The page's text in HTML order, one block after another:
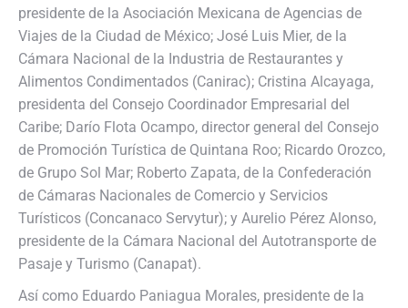
presidente de la Asociación Mexicana de Agencias de
Viajes de la Ciudad de México; José Luis Mier, de la
Cámara Nacional de la Industria de Restaurantes y
Alimentos Condimentados (Canirac); Cristina Alcayaga,
presidenta del Consejo Coordinador Empresarial del
Caribe; Darío Flota Ocampo, director general del Consejo
de Promoción Turística de Quintana Roo; Ricardo Orozco,
de Grupo Sol Mar; Roberto Zapata, de la Confederación
de Cámaras Nacionales de Comercio y Servicios
Turísticos (Concanaco Servytur); y Aurelio Pérez Alonso,
presidente de la Cámara Nacional del Autotransporte de
Pasaje y Turismo (Canapat).
Así como Eduardo Paniagua Morales, presidente de la